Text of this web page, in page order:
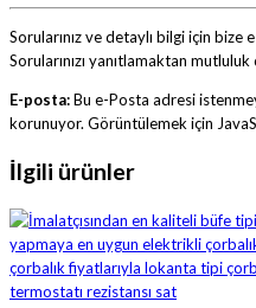
Sorularınız ve detaylı bilgi için bize
Sorularınızı yanıtlamaktan mutluluk
E-posta:Bu e-Posta adresi
korunuyor. Görüntülemek için
İlgili ürünler